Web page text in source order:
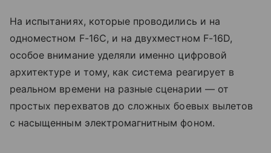
На испытаниях, которые проводились и на
одноместном F-16C, и на двухместном F-16D,
особое внимание уделяли именно цифровой
архитектуре и тому, как система реагирует в
реальном времени на разные сценарии — от
простых перехватов до сложных боевых вылетов
с насыщенным электромагнитным фоном.